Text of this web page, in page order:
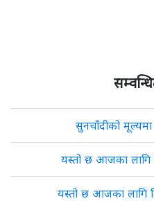
सुनचाँदीको मूल्यमा
यस्तो छ आजका
यस्तो छ आजका लागि